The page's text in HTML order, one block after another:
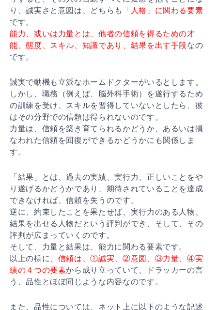
り、誠実さと 意図は、どちらも
「人格」に関わる要素
です。
能力、或いは力量とは、他者の信頼を得るための才
能、態度、スキル、知識であり、結果を出す手段なの
です。
誠実で動機も立派なホームドクターがいるとします。
しかし、職務（例えば、脳外科手術）を遂行するため
の訓練を受け、スキルを習得していないとしたら、彼
はその分野での信頼は得られないのです。
力量は、信頼を築き育てられるかどうか、あるいは損
なわれた信頼を回復ができるかどうかにも関係しま
す。
「結果」とは、過去の実績、実行力、正しいことをや
り遂げるかどうかであり、期待されていることを達成
できなければ、信頼を失うのです。
逆に、約束したことを果たせば、実行力のある人物、
結果を出せる人物だという評判ができ、そして、その
評判が広 まっていくのです。
そして、力量と結果は、能力に関わる要素です。
以上の様に、 信頼は、①誠実、②意図、③力量、④実
績の４つの要素から成り立っていて、ドラッカーの言
う、品性 とほぼ同じような内容なのです。
また、品性については、ネット上に以下のような記述